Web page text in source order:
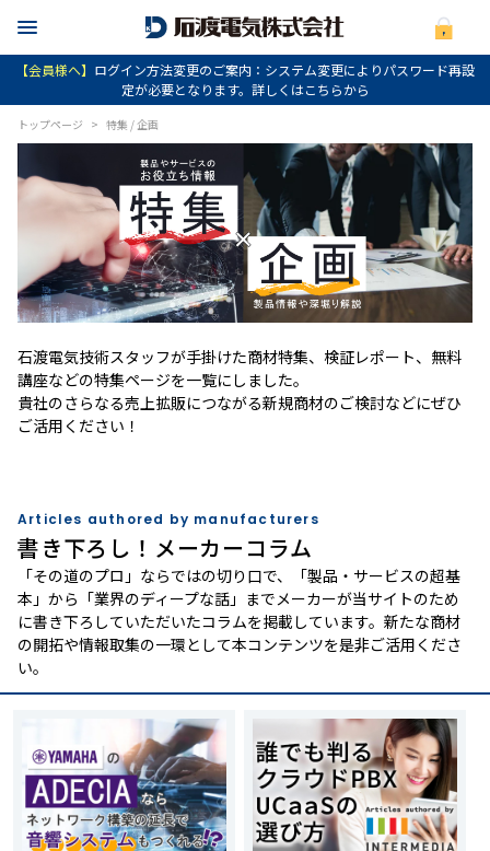
【会員様へ】 ログイン方法変更のご案内：システム変更によりパスワード再設
定が必要となります。詳しくはこちらから
トップページ > 特集 / 企画
石渡電気技術スタッフが手掛けた商材特集、検証レポート、無料
講座などの特集ページを一覧にしました。
貴社のさらなる売上拡販につながる新規商材のご検討などにぜひ
ご活用ください！
Articles authored by manufacturers
書き下ろし！メーカーコラム
「その道のプロ」ならではの切り口で、「製品・サービスの超基
本」から「業界のディープな話」までメーカーが当サイトのため
に書き下ろしていただいたコラムを掲載しています。新たな商材
の開拓や情報取集の一環として本コンテンツを是非ご活用くださ
い。